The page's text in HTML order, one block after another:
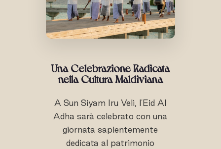
Una Celebrazione Radicata
nella Cultura Maldiviana
A Sun Siyam Iru Veli, l'Eid Al
Adha sarà celebrato con una
giornata sapientemente
dedicata al patrimonio